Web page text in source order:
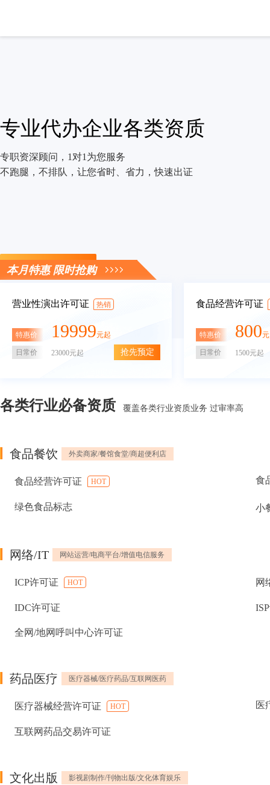
专业代办企业各类资质
专职资深顾问，1对1为您服务
不跑腿，不排队，让您省时、省力，快速出证
立即咨询
本月特惠 限时抢购
营业性演出许可证 热销
特惠价 19999元起
日常价 23000元起 抢先预定
食品经营许可证
特惠价 800
日常价 1500元起
各类行业必备资质 覆盖各类行业资质业务 过审率高
食品餐饮 外卖商家/餐馆食堂/商超便利店
食品经营许可证 HOT 食
绿色食品标志 小
网络/IT 网站运营/电商平台/增值电信服务
ICP许可证 HOT 网
IDC许可证
全网/地网呼叫中心许可证
药品医疗 医疗器械/医疗药品/互联网医药
医疗器械经营许可证 HOT 医
互联网药品交易许可证
文化出版 影视剧制作/刊物出版/文化体育娱乐